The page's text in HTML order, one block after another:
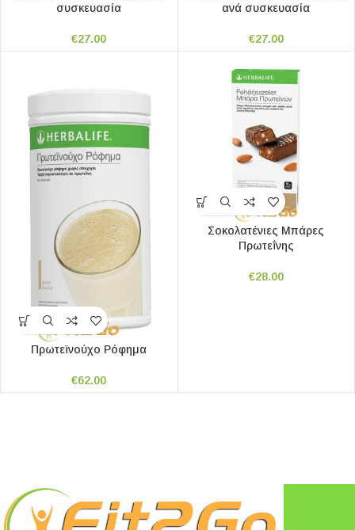
συσκευασία
€27.00
ανά συσκευασία
€27.00
Πρωτεϊνούχο Ρόφημα
€62.00
Σοκολατένιες Μπάρες
Πρωτεΐνης
€28.00